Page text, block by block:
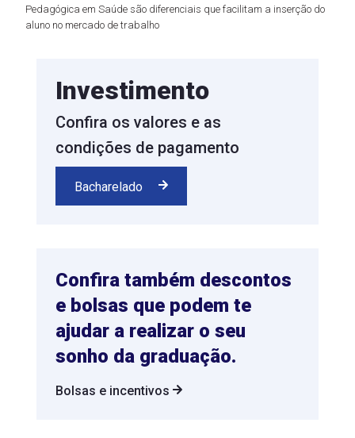
Pedagógica em Saúde são diferenciais que facilitam a inserção do
aluno no mercado de trabalho
Investimento
Confira os valores e as
condições de pagamento
Bacharelado
Confira também descontos
e bolsas que podem te
ajudar a realizar o seu
sonho da graduação.
Bolsas e incentivos